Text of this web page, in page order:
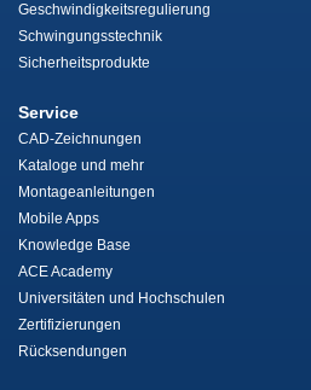
Geschwindigkeitsregulierung
Schwingungsstechnik
Sicherheitsprodukte
Service
CAD-Zeichnungen
Kataloge und mehr
Montageanleitungen
Mobile Apps
Knowledge Base
ACE Academy
Universitäten und Hochschulen
Zertifizierungen
Rücksendungen